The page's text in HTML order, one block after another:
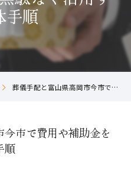
手順
葬儀手配と富山県高岡市今市で費用や補助金を無駄なく活用する具体手順
市で費用や補助金を
順